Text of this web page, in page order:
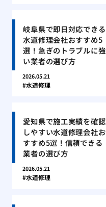
岐阜県で即日対応できる
水道修理会社おすすめ5
選！急ぎのトラブルに強
い業者の選び方
2026.05.21
水道修理
愛知県で施工実績を確認
しやすい水道修理会社お
すすめ5選！信頼できる
業者の選び方
2026.05.21
水道修理